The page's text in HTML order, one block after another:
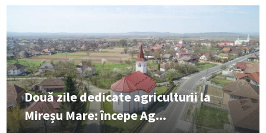
Două zile dedicate agriculturii la
Mireșu Mare: începe Ag...